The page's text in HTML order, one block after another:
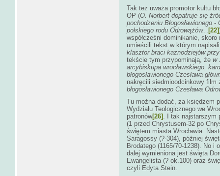
Tak też uważa promotor kultu
OP (O. Norbert dopatruje się
pochodzeniu Błogosławionego -
polskiego rodu Odrowążów.. . [22]
współcześni dominikanie,
umieścili tekst w którym
klasztor braci kaznodziejów
tekście tym przypominają, że w
arcybiskupa wrocławskiego,
błogosławionego Czesława
nakręcili siedmioodcinkowy film
błogosławionego Czesława
Tu można dodać, za księdzem
Wydziału Teologicznego we
patronów[26] . I tak najstarszym
(1 przed Chrystusem-32 po
świętem miasta Wrocławia.
Saragossy (?-304), później
Brodatego (1165/70-1238). No i
dalej wymieniona jest święta
Ewangelista (?-ok.100) oraz
czyli Edyta Stein.